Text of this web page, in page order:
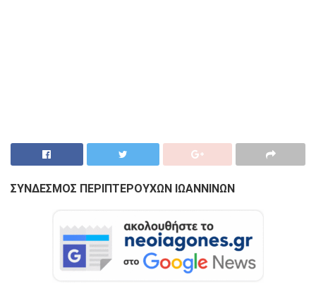
ΣΥΝΔΕΣΜΟΣ ΠΕΡΙΠΤΕΡΟΥΧΩΝ ΙΩΑΝΝΙΝΩΝ